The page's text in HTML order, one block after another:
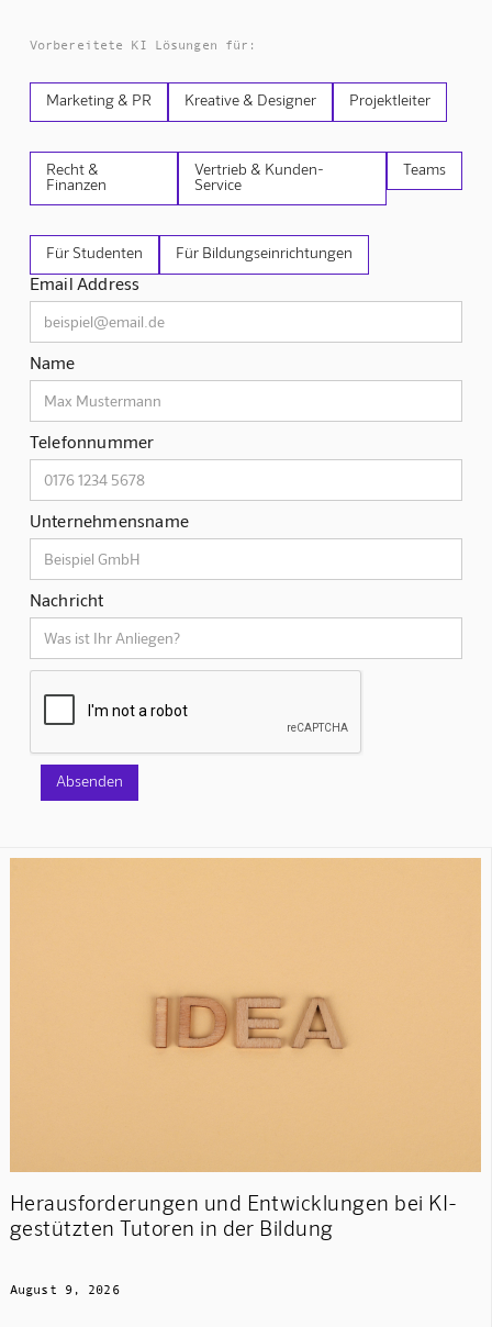
Vorbereitete KI Lösungen für:
Marketing & PR Kreative & Designer Projektleiter
Recht &
Finanzen
Vertrieb & Kunden-
Service
Teams
Für Studenten Für Bildungseinrichtungen
Email Address
Name
Telefonnummer
Unternehmensname
Nachricht
Herausforderungen und Entwicklungen bei KI-
gestützten Tutoren in der Bildung
August 9, 2026